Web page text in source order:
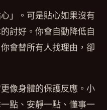
」。可是貼心如果沒有
討好。你會自動降低自
會替所有人找理由，卻
像身體的保護反應。小
點、安靜一點、懂事一